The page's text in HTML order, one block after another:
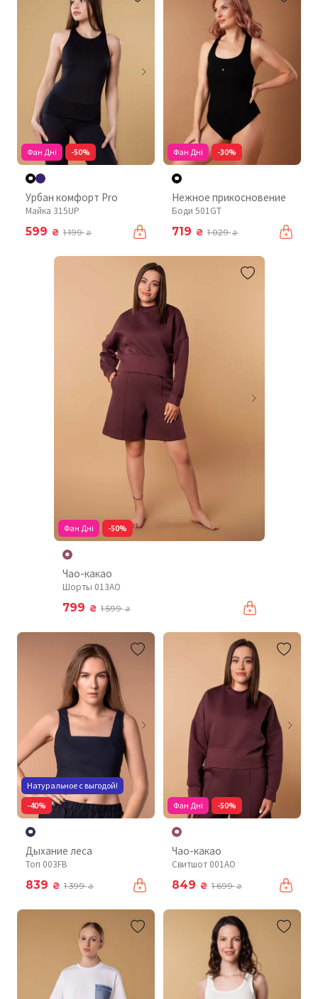
Фан Дні -50%
Урбан комфорт Pro
Майка 315UP
599 ₴ 1 199₴
Фан Дні -30%
Нежное прикосновение
Боди 501GT
719 ₴ 1 029₴
Фан Дні -50%
Чао-какао
Шорты 013AO
799 ₴ 1 599₴
Натуральное с выгодой!
-40%
Дыхание леса
Топ 003FB
839 ₴ 1 399₴
Фан Дні -50%
Чао-какао
Свитшот 001AO
849 ₴ 1 699₴